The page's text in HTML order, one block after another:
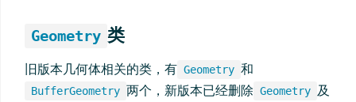
Geometry 类
旧版本几何体相关的类，有 Geometry 和
BufferGeometry 两个，新版本已经删除 Geometry
及